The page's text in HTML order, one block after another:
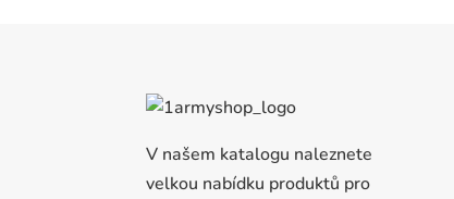
V našem katalogu naleznete
velkou nabídku produktů pro